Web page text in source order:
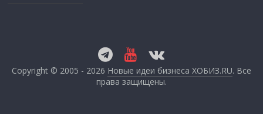
Copyright © 2005 - 2026 Новые идеи бизнеса ХОБИЗ.RU. Все
права защищены.